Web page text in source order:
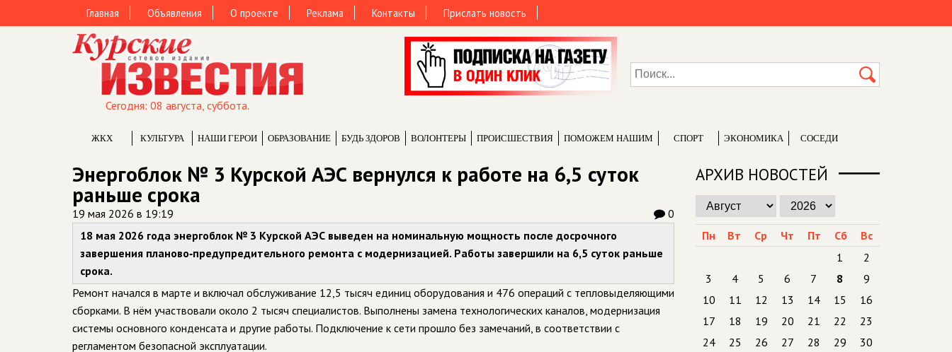
Главная Объявления О проекте Реклама Контакты Прислать новость
Сегодня: 08 августа, суббота.
ЖКХ КУЛЬТУРА НАШИ ГЕРОИ ОБРАЗОВАНИЕ БУДЬ ЗДОРОВ ВОЛОНТЕРЫ ПРОИCШЕСТВИЯ ПОМОЖЕМ НАШИМ СПОРТ ЭКОНОМИКА СОСЕДИ
Энергоблок № 3 Курской АЭС вернулся к работе на 6,5 суток
раньше срока
19 мая 2026 в 19:19
0
18 мая 2026 года энергоблок № 3 Курской АЭС выведен на номинальную мощность после досрочного
завершения планово‑предупредительного ремонта с модернизацией. Работы завершили на 6,5 суток раньше
срока.
Ремонт начался в марте и включал обслуживание 12,5 тысяч единиц оборудования и 476 операций с тепловыделяющими
сборками. В нём участвовали около 2 тысяч специалистов. Выполнены замена технологических каналов, модернизация
системы основного конденсата и другие работы. Подключение к сети прошло без замечаний, в соответствии с
регламентом безопасной эксплуатации.
АРХИВ НОВОСТЕЙ
Пн Вт Ср Чт Пт Сб
Вс
1
2
3
4 5 6 7 8
9
10
11 12 13 14 15
16
17
18 19 20 21 22
23
24
25 26 27 28 29
30